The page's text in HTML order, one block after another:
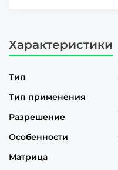
Характеристики
Тип
Тип применения
Разрешение
Особенности
Матрица